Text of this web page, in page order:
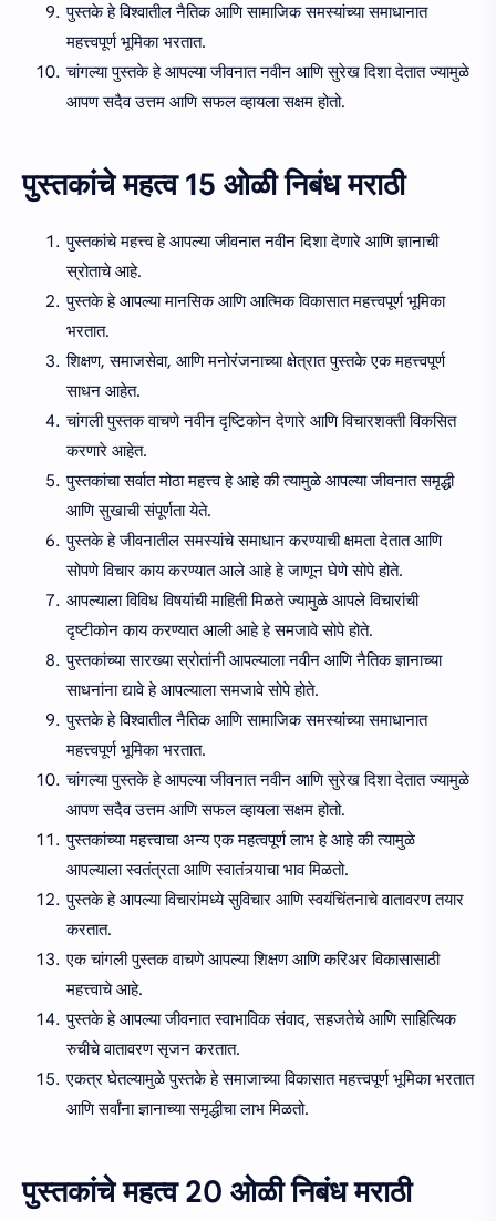
पुस्तके हे विश्वातील नैतिक आणि सामाजिक समस्यांच्या समाधानात
महत्त्वपूर्ण भूमिका भरतात.
चांगल्या पुस्तके हे आपल्या जीवनात नवीन आणि सुरेख दिशा देतात ज्यामुळे
आपण सदैव उत्तम आणि सफल व्हायला सक्षम होतो.
पुस्तकांचे महत्व 15 ओळी निबंध मराठी
पुस्तकांचे महत्त्व हे आपल्या जीवनात नवीन दिशा देणारे आणि ज्ञानाची
स्रोताचे आहे.
पुस्तके हे आपल्या मानसिक आणि आत्मिक विकासात महत्त्वपूर्ण भूमिका
भरतात.
शिक्षण, समाजसेवा, आणि मनोरंजनाच्या क्षेत्रात पुस्तके एक महत्त्वपूर्ण
साधन आहेत.
चांगली पुस्तक वाचणे नवीन दृष्टिकोन देणारे आणि विचारशक्ती विकसित
करणारे आहेत.
पुस्तकांचा सर्वात मोठा महत्त्व हे आहे की त्यामुळे आपल्या जीवनात समृद्धी
आणि सुखाची संपूर्णता येते.
पुस्तके हे जीवनातील समस्यांचे समाधान करण्याची क्षमता देतात आणि
सोपणे विचार काय करण्यात आले आहे हे जाणून घेणे सोपे होते.
आपल्याला विविध विषयांची माहिती मिळते ज्यामुळे आपले विचारांची
दृष्टीकोन काय करण्यात आली आहे हे समजावे सोपे होते.
पुस्तकांच्या सारख्या स्रोतांनी आपल्याला नवीन आणि नैतिक ज्ञानाच्या
साधनांना द्यावे हे आपल्याला समजावे सोपे होते.
पुस्तके हे विश्वातील नैतिक आणि सामाजिक समस्यांच्या समाधानात
महत्त्वपूर्ण भूमिका भरतात.
चांगल्या पुस्तके हे आपल्या जीवनात नवीन आणि सुरेख दिशा देतात ज्यामुळे
आपण सदैव उत्तम आणि सफल व्हायला सक्षम होतो.
पुस्तकांच्या महत्त्वाचा अन्य एक महत्वपूर्ण लाभ हे आहे की त्यामुळे
आपल्याला स्वतंत्रता आणि स्वातंत्र्याचा भाव मिळतो.
पुस्तके हे आपल्या विचारांमध्ये सुविचार आणि स्वयंचिंतनाचे वातावरण तयार
करतात.
एक चांगली पुस्तक वाचणे आपल्या शिक्षण आणि करिअर विकासासाठी
महत्त्वाचे आहे.
पुस्तके हे आपल्या जीवनात स्वाभाविक संवाद, सहजतेचे आणि साहित्यिक
रुचीचे वातावरण सृजन करतात.
एकत्र घेतल्यामुळे पुस्तके हे समाजाच्या विकासात महत्त्वपूर्ण भूमिका भरतात
आणि सर्वांना ज्ञानाच्या समृद्धीचा लाभ मिळतो.
पुस्तकांचे महत्व 20 ओळी निबंध मराठी